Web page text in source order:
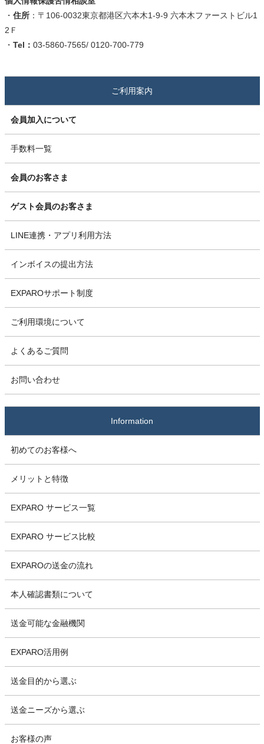
・ 住所：〒106-0032東京都港区六本木1-9-9 六本木ファーストビル1
2Ｆ
・ Tel： 03-5860-7565/ 0120-700-779
ご利用案内
会員加入について
手数料一覧
会員のお客さま
ゲスト会員のお客さま
LINE連携・アプリ利用方法
インボイスの提出方法
EXPAROサポート制度
ご利用環境について
よくあるご質問
お問い合わせ
Information
初めてのお客様へ
メリットと特徴
EXPARO サービス一覧
EXPARO サービス比較
EXPAROの送金の流れ
本人確認書類について
送金可能な金融機関
EXPARO活用例
送金目的から選ぶ
送金ニーズから選ぶ
お客様の声